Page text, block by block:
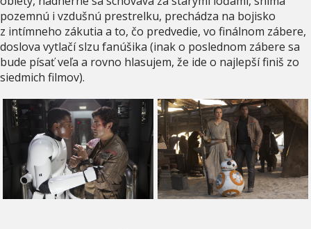
pozemnú i vzdušnú prestrelku, prechádza na bojisko
z intímneho zákutia a to, čo predvedie, vo finálnom zábere,
doslova vytlačí slzu fanúšika (inak o poslednom zábere sa
bude písať veľa a rovno hlasujem, že ide o najlepší finiš zo
siedmich filmov).